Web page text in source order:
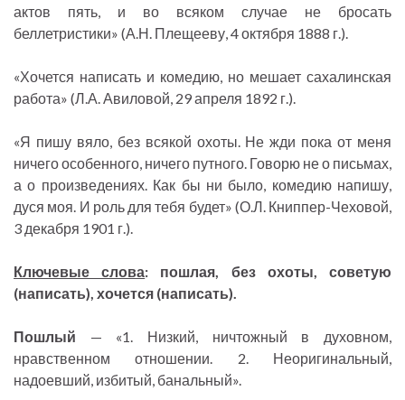
актов пять, и во всяком случае не бросать
беллетристики» (А.Н. Плещееву, 4 октября 1888 г.).
«Хочется написать и комедию, но мешает сахалинская
работа» (Л.А. Авиловой, 29 апреля 1892 г.).
«Я пишу вяло, без всякой охоты. Не жди пока от меня
ничего особенного, ничего путного. Говорю не о письмах,
а о произведениях. Как бы ни было, комедию напишу,
дуся моя. И роль для тебя будет» (О.Л. Книппер-Чеховой,
3 декабря 1901 г.).
Ключевые слова: пошлая, без охоты, советую
(написать), хочется (написать).
Пошлый — «1. Низкий, ничтожный в духовном,
нравственном отношении. 2. Неоригинальный,
надоевший, избитый, банальный».